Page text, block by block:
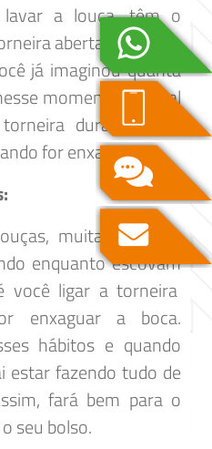
lavar a louça, têm o
aberta enquanto
já imaginou quanta
momento? O ideal
durante esse
for enxaguar.
muitas pessoas
enquanto escovam
você ligar a torneira
enxaguar a boca.
hábitos e quando
estar fazendo tudo de
fará bem para o
seu bolso.